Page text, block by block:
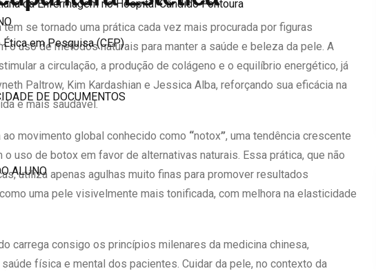
em Pesquisa (CEP)
DE DOCUMENTOS
ALUNO
da Enfermagem no Hospital Cândido Fontoura
se tornado uma prática cada vez mais procurada por figuras
o uso de métodos naturais para manter a saúde e beleza da pele. A
a circulação, a produção de colágeno e o equilíbrio energético, já
Paltrow, Kim Kardashian e Jessica Alba, reforçando sua eficácia na
e mais saudável.
movimento global conhecido como “notox”, uma tendência crescente
uso de botox em favor de alternativas naturais. Essa prática, que não
utiliza apenas agulhas muito finas para promover resultados
uma pele visivelmente mais tonificada, com melhora na elasticidade
carrega consigo os princípios milenares da medicina chinesa,
física e mental dos pacientes. Cuidar da pele, no contexto da